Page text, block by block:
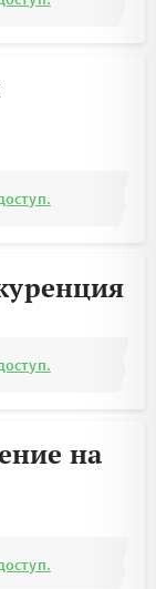
на